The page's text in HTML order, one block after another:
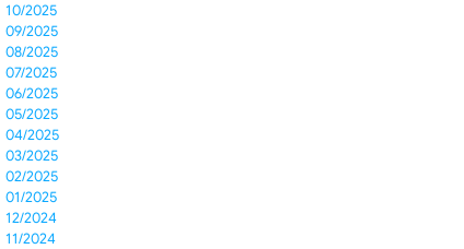
10/2025
09/2025
08/2025
07/2025
06/2025
05/2025
04/2025
03/2025
02/2025
01/2025
12/2024
11/2024